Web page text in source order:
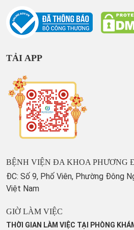
TẢI APP
BỆNH VIỆN ĐA KHOA PHƯƠNG
ĐC: Số 9, Phố Viên, Phường Đông
Việt Nam
GIỜ LÀM VIỆC
THỜI GIAN LÀM VIỆC TẠI PHÒNG